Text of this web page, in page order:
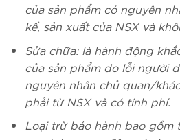
của sản phẩm có nguyên
kế, sản xuất của NSX và
Sửa chữa: là hành động
của sản phẩm do lỗi người
nguyên nhân chủ quan/
phải từ NSX và có tính phí.
Loại trừ bảo hành bao gồm